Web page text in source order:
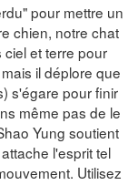
pour mettre un
chien, notre chat
et terre pour
il déplore que
s'égare pour finir
même pas de le
Yung soutient
l'esprit tel
Utilisez